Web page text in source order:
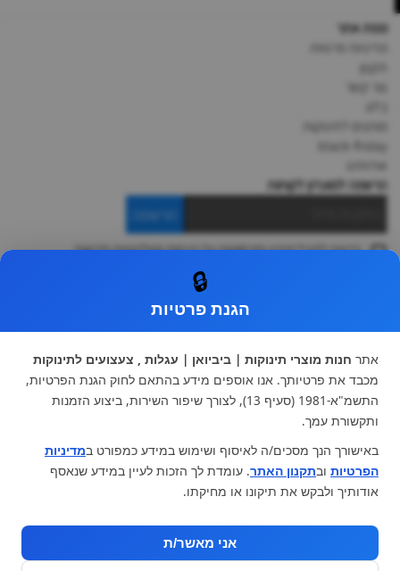
מפת אתר
צור קשר
מותגים לתינוקות
black-friday
אודותינו
הרשמה למועדון לקוחות
הרשמה
ברצוני לקבל מידע ופרסומות על הנחות וקולקציות חדשות
עגלות וטיולונים
כיסא בטיחות ואביזרים
ריהוט לתינוקות
מצעים למיטת תינוק וטקסטיל
צעצועי ילדים
על גלגלים
הנקה והאכלה
מוצרי אמבטיה
מוזמנים לבקר אותנו:
🔒
הגנת פרטיות
אתר חנות מוצרי תינוקות | ביביואן | עגלות , צעצועים לתינוקות
מכבד את פרטיותך. אנו אוספים מידע בהתאם לחוק הגנת הפרטיות,
התשמ"א-1981 (סעיף 13), לצורך שיפור השירות, ביצוע הזמנות
ותקשורת עמך.
באישורך הנך מסכים/ה לאיסוף ושימוש במידע כמפורט במדיניות
הפרטיות ובתקנון האתר. עומדת לך הזכות לעיין במידע שנאסף
אודותיך ולבקש את תיקונו או מחיקתו.
אני מאשר/ת